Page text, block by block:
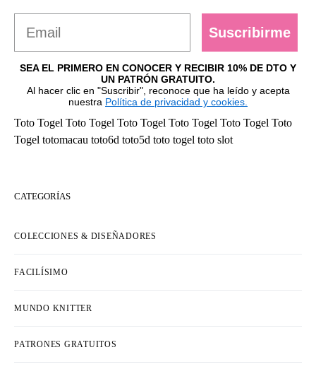
Suscribirme
SEA EL PRIMERO EN CONOCER Y RECIBIR 10% DE DTO Y
UN PATRÓN GRATUITO.
Al hacer clic en "Suscribir", reconoce que ha leído y acepta
nuestra Política de privacidad y cookies.
Toto Togel Toto Togel Toto Togel Toto Togel Toto Togel Toto
Togel totomacau toto6d toto5d toto togel toto slot
CATEGORÍAS
COLECCIONES & DISEÑADORES
FACILÍSIMO
MUNDO KNITTER
PATRONES GRATUITOS